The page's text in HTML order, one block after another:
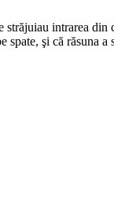
intrarea
spate, şi că răsuna